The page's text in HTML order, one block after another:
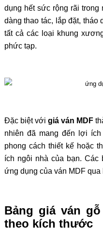
dụng hết sức rộng rãi trong
dàng thao tác, lắp đặt,
tất cả các loại khung
phức tạp.
Đặc biệt vớigiá ván MDF
nhiên đã mang đến lợi
phong cách thiết kế hoặc
ích ngôi nhà của bạn. Các
ứng dụng của ván MDF
Bảng giá ván
theo kích thước